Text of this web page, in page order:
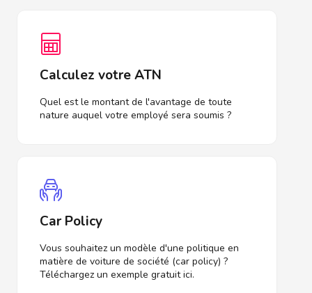
Calculez votre ATN
Quel est le montant de l'avantage de toute
nature auquel votre employé sera soumis ?
Car Policy
Vous souhaitez un modèle d'une politique en
matière de voiture de société (car policy) ?
Téléchargez un exemple gratuit ici.